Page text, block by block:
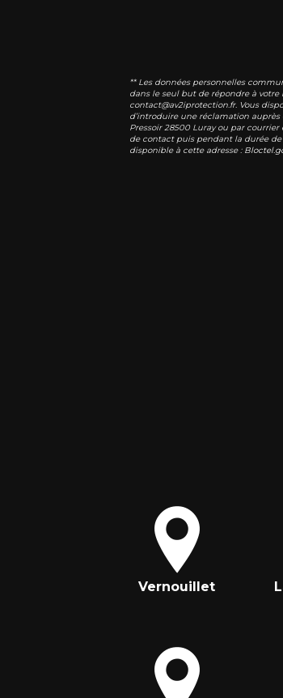
** Les données personnelles
dans le seul but de répondre à votre
contact@av2iprotection.fr. Vous
d’introduire une réclamation auprès
Pressoir 28500 Luray ou par
de contact puis pendant la durée
disponible à cette adresse :
Vernouillet